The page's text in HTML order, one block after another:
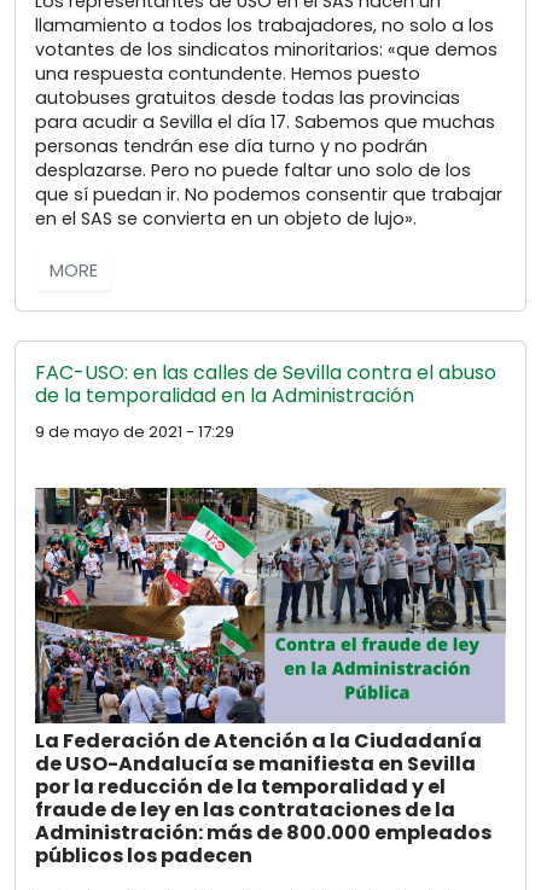
llamamiento a todos los trabajadores, no solo a los
votantes de los sindicatos minoritarios: «que demos
una respuesta contundente. Hemos puesto
autobuses gratuitos desde todas las provincias
para acudir a Sevilla el día 17. Sabemos que muchas
personas tendrán ese día turno y no podrán
desplazarse. Pero no puede faltar uno solo de los
que sí puedan ir. No podemos consentir que trabajar
en el SAS se convierta en un objeto de lujo».
MORE
FAC-USO: en las calles de Sevilla contra el abuso
de la temporalidad en la Administración
9 de mayo de 2021 - 17:29
La Federación de Atención a la Ciudadanía
de USO-Andalucía se manifiesta en Sevilla
por la reducción de la temporalidad y el
fraude de ley en las contrataciones de la
Administración: más de 800.000 empleados
públicos los padecen